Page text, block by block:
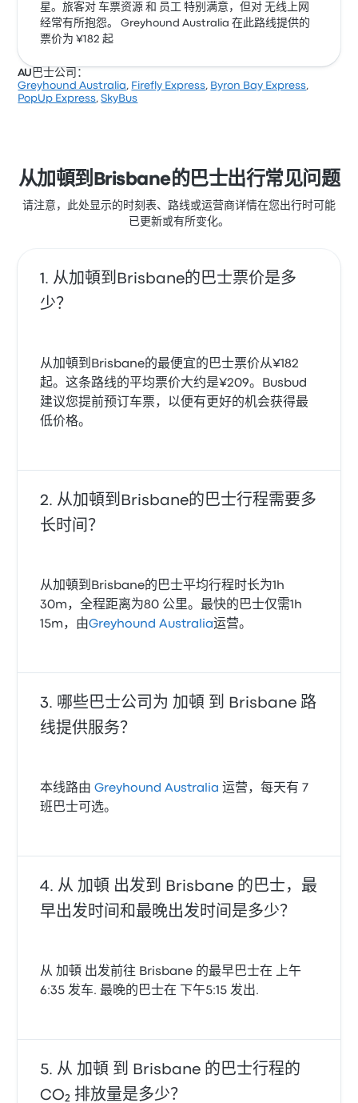
星。旅客对 车票资源 和 员工 特别满意，但对 无线上网
经常有所抱怨。 Greyhound Australia 在此路线提供的
票价为 ¥182 起
AU巴士公司：
Greyhound Australia, Firefly Express, Byron Bay Express,
PopUp Express,SkyBus
从加頓到Brisbane的巴士出行常见问题
请注意，此处显示的时刻表、路线或运营商详情在您出行时可能
已更新或有所变化。
从加頓到Brisbane的巴士票价是多
少？
从加頓到Brisbane的最便宜的巴士票价从¥182
起。这条路线的平均票价大约是¥209。Busbud
建议您提前预订车票，以便有更好的机会获得最
低价格。
从加頓到Brisbane的巴士行程需要多
长时间？
从加頓到Brisbane的巴士平均行程时长为1h
30m，全程距离为80 公里。最快的巴士仅需1h
15m，由Greyhound Australia运营。
哪些巴士公司为 加頓 到 Brisbane 路
线提供服务？
本线路由Greyhound Australia 运营，每天有 7
班巴士可选。
从 加頓 出发到 Brisbane 的巴士，最
早出发时间和最晚出发时间是多少？
从 加頓 出发前往 Brisbane 的最早巴士在 上午
6:35 发车. 最晚的巴士在 下午5:15 发出.
从 加頓 到 Brisbane 的巴士行程的
CO₂ 排放量是多少？